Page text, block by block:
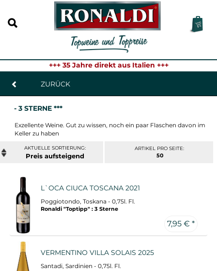
+++ 35 Jahre direkt aus Italien +++
ZURÜCK
- 3 STERNE ***
Exzellente Weine. Gut zu wissen, noch ein paar Flaschen davon im
Keller zu haben
Preis
ARTIKEL PRO SEITE:
50
L`OCA CIUCA TOSCANA 2021
Poggiotondo, Toskana - 0,75l. Fl.
Ronaldi "Toptipp" : 3 Sterne
7,95 € *
VERMENTINO VILLA SOLAIS 2025
Santadi, Sardinien - 0,75l. Fl.